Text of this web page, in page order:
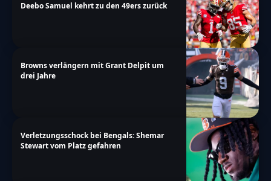
Deebo Samuel kehrt zu den 49ers zurück
Browns verlängern mit Grant Delpit um
drei Jahre
Verletzungsschock bei Bengals: Shemar
Stewart vom Platz gefahren